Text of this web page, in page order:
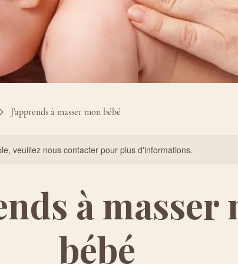
J'apprends à masser mon bébé
veuillez nous contacter pour plus d'informations.
à masser
bébé